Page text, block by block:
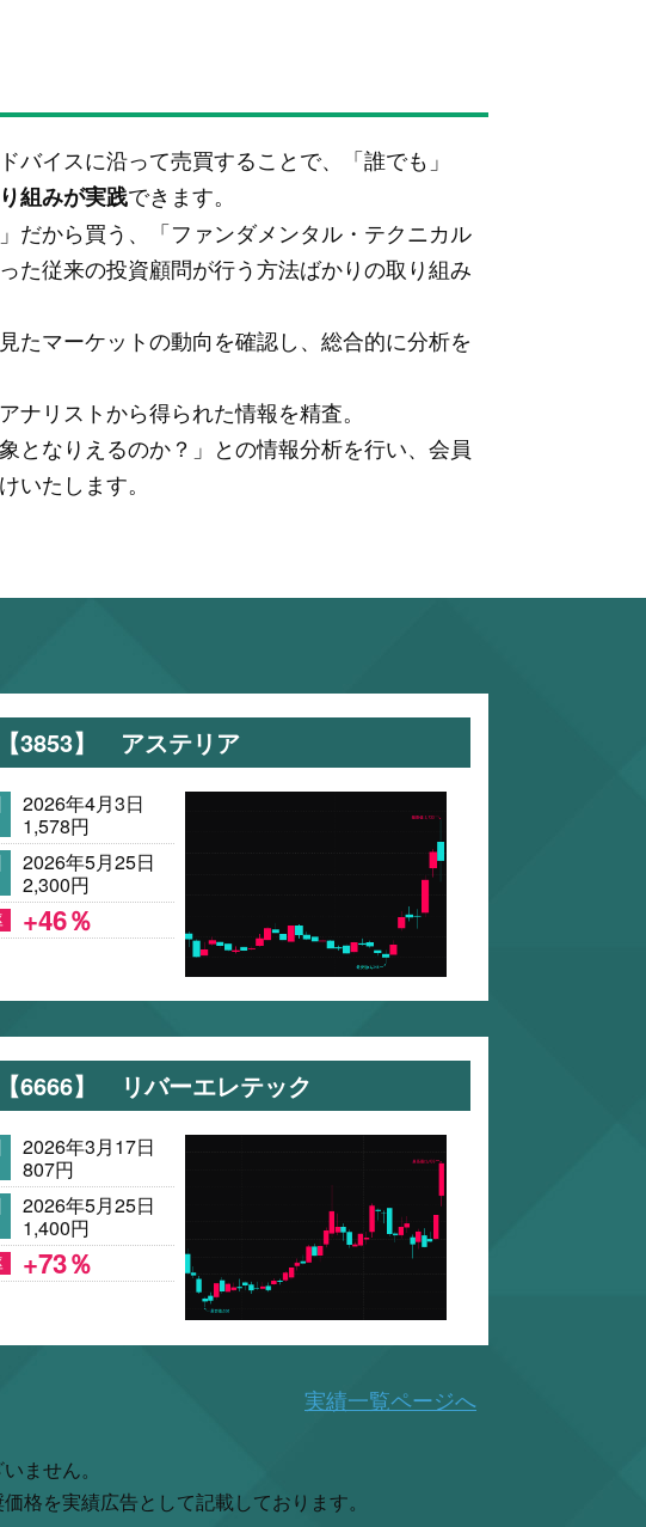
バイスに沿って売買することで、「誰でも」
組みが実践できます。
だから買う、「ファンダメンタル・テクニカル
た従来の投資顧問が行う方法ばかりの取り組み
たマーケットの動向を確認し、総合的に分析を
ナリストから得られた情報を精査。
となりえるのか？」との情報分析を行い、会員
いたします。
3853】 アステリア
2026年4月3日
1,578円
2026年5月25日
2,300円
+46％
6666】 リバーエレテック
2026年3月17日
807円
2026年5月25日
1,400円
+73％
実績一覧ページへ
ません。
格を実績広告として記載しております。